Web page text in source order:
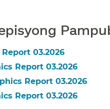
03.2026​​
Report 03.2026​​
Report 03.2026​​
Report 03.2026​​